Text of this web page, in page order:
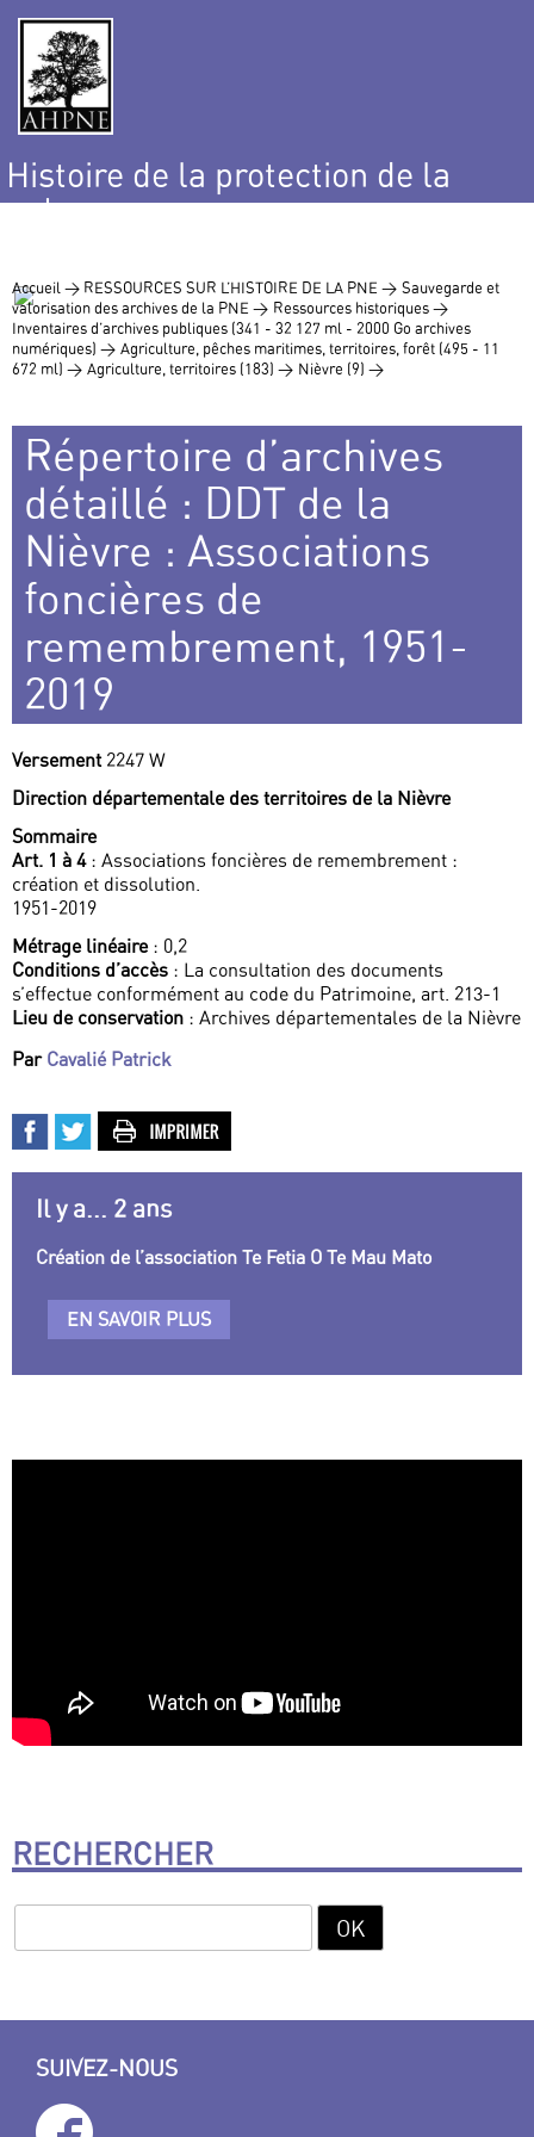
Histoire de la protection de la
nature
Accueil > RESSOURCES SUR L’HISTOIRE DE LA PNE > Sauvegarde et
valorisation des archives de la PNE > Ressources historiques >
Inventaires d’archives publiques (341 - 32 127 ml - 2000 Go archives
numériques) > Agriculture, pêches maritimes, territoires, forêt (495 - 11
672 ml) > Agriculture, territoires (183) > Nièvre (9) >
Répertoire d’archives
détaillé : DDT de la
Nièvre : Associations
foncières de
remembrement, 1951-
2019
Versement 2247 W
Direction départementale des territoires de la Nièvre
Sommaire
Art. 1 à 4: Associations foncières de remembrement :
création et dissolution.
1951-2019
Métrage linéaire: 0,2
Conditions d’accès : La consultation des documents
s’effectue conformément au code du Patrimoine, art. 213-1
Lieu de conservation : Archives départementales de la Nièvre
Par Cavalié Patrick
Il y a... 2 ans
Création de l’association Te Fetia O Te Mau Mato
EN SAVOIR PLUS
RECHERCHER
SUIVEZ-NOUS